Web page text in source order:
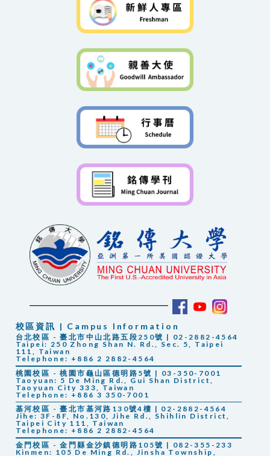
校區資訊 | Campus Information
台北校區 - 臺北市中山北路五段250號 | 02-2882-4564
Taipei: 250 Zhong Shan N. Rd., Sec. 5, Taipei
111, Taiwan
Telephone: +886 2 2882-4564
桃園校區 - 桃園市龜山區德明路5號 | 03-350-7001
Taoyuan: 5 De Ming Rd., Gui Shan District,
Taoyuan City 333, Taiwan
Telephone: +886 3 350-7001
基河校區 - 臺北市基河路130號4樓 | 02-2882-4564
Jihe: 3F-8F, No.130, Jihe Rd., Shihlin District,
Taipei City 111, Taiwan
Telephone: +886 2 2882-4564
金門校區 - 金門縣金沙鎮德明路105號 | 082-355-233
Kinmen: 105 De Ming Rd., Jinsha Township,